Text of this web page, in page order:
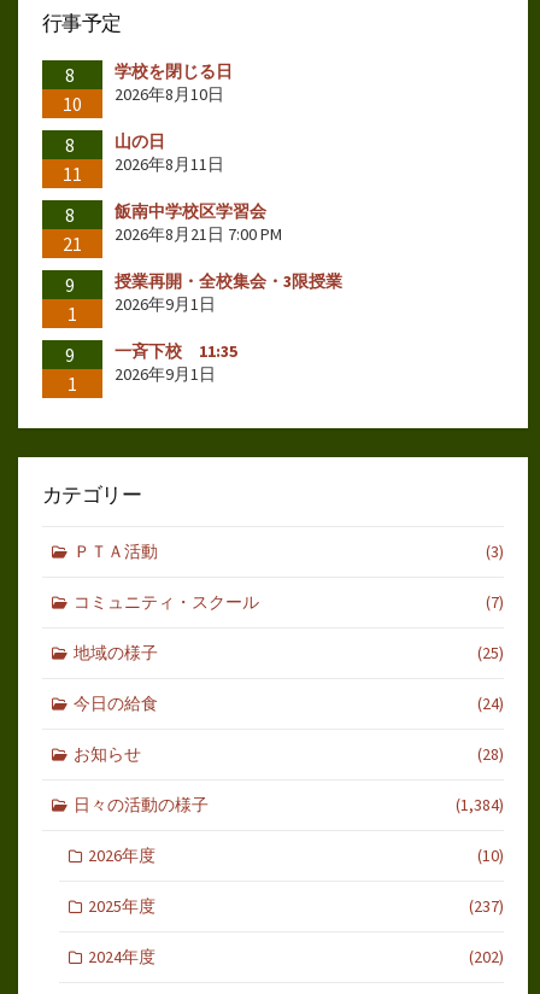
行事予定
8
10
学校を閉じる日
2026年8月10日
8
11
山の日
2026年8月11日
8
21
飯南中学校区学習会
2026年8月21日 7:00 PM
9
1
授業再開・全校集会・3限授業
2026年9月1日
9
1
一斉下校 11:35
2026年9月1日
カテゴリー
ＰＴＡ活動 (3)
コミュニティ・スクール (7)
地域の様子 (25)
今日の給食 (24)
お知らせ (28)
日々の活動の様子 (1,384)
2026年度 (10)
2025年度 (237)
2024年度 (202)